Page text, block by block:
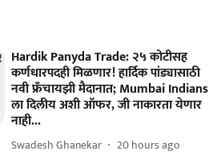
Hardik Panyda Trade: २५ कोटीसह
कर्णधारपदही मिळणार! हार्दिक पांड्यासाठी
नवी फ्रँचायझी मैदानात; Mumbai Indians
ला दिलीय अशी ऑफर, जी नाकारता येणार
नाही...
Swadesh Ghanekar 20 hours ago